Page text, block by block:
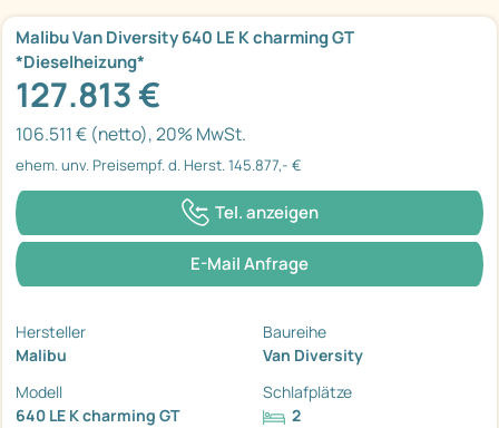
Malibu Van Diversity 640 LE K charming GT
*Dieselheizung*
127.813 €
106.511 € (netto), 20% MwSt.
ehem. unv. Preisempf. d. Herst. 145.877,- €
Tel. anzeigen
E-Mail Anfrage
Hersteller
Malibu
Baureihe
Van Diversity
Modell
640 LE K charming GT
Schlafplätze
2